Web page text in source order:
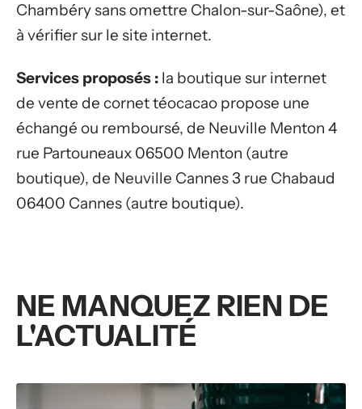
Chambéry sans omettre Chalon-sur-Saône), et
à vérifier sur le site internet.
Services proposés : la boutique sur internet
de vente de cornet téocacao propose une
échangé ou remboursé, de Neuville Menton 4
rue Partouneaux 06500 Menton (autre
boutique), de Neuville Cannes 3 rue Chabaud
06400 Cannes (autre boutique).
NE MANQUEZ RIEN DE
L'ACTUALITÉ